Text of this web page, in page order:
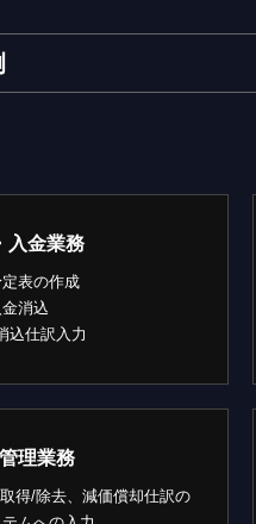
入金業務
定表の作成
金消込
込仕訳入力
理業務
得/除去、減価償却仕訳の